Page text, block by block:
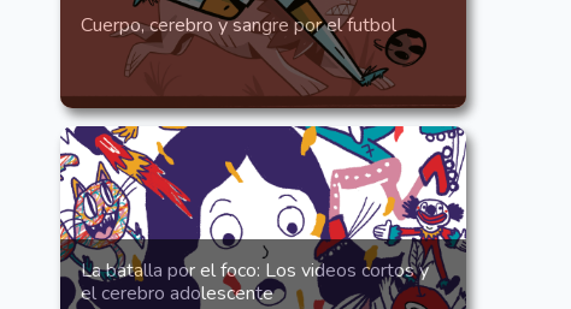
Cuerpo, cerebro y sangre por el futbol
La batalla por el foco: Los videos cortos y
el cerebro adolescente